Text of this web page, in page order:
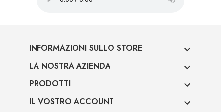
INFORMAZIONI SULLO STORE 
LA NOSTRA AZIENDA 
PRODOTTI 
IL VOSTRO ACCOUNT 